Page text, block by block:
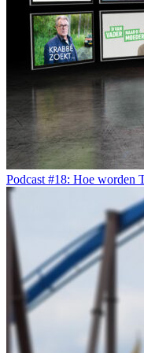
Podcast #18: Hoe worden